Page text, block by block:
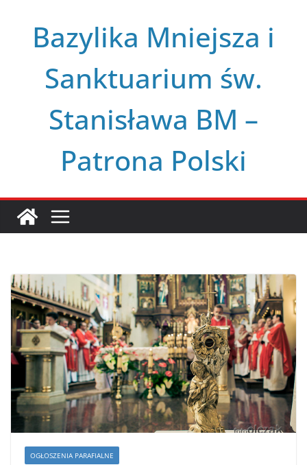
Bazylika Mniejsza i
Sanktuarium św.
Stanisława BM –
Patrona Polski
OGŁOSZENIA PARAFIALNE